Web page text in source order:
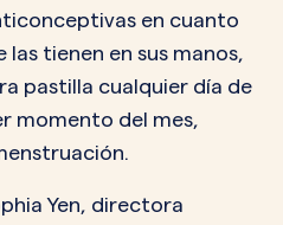
en cuanto
las tienen en sus manos,
pastilla cualquier día de
momento del mes,
Yen, directora